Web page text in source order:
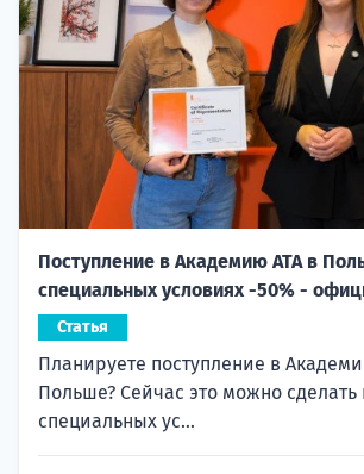
Поступление в Академию ATA в
специальных условиях -50% -
Статья
Планируете поступление в
Польше? Сейчас это можно сделать
специальных ус...